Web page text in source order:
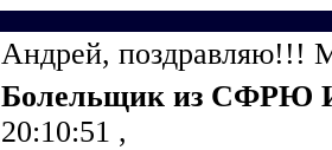
Андрей, поздравляю!!!
Болельщик из СФРЮ
20:10:51 ,